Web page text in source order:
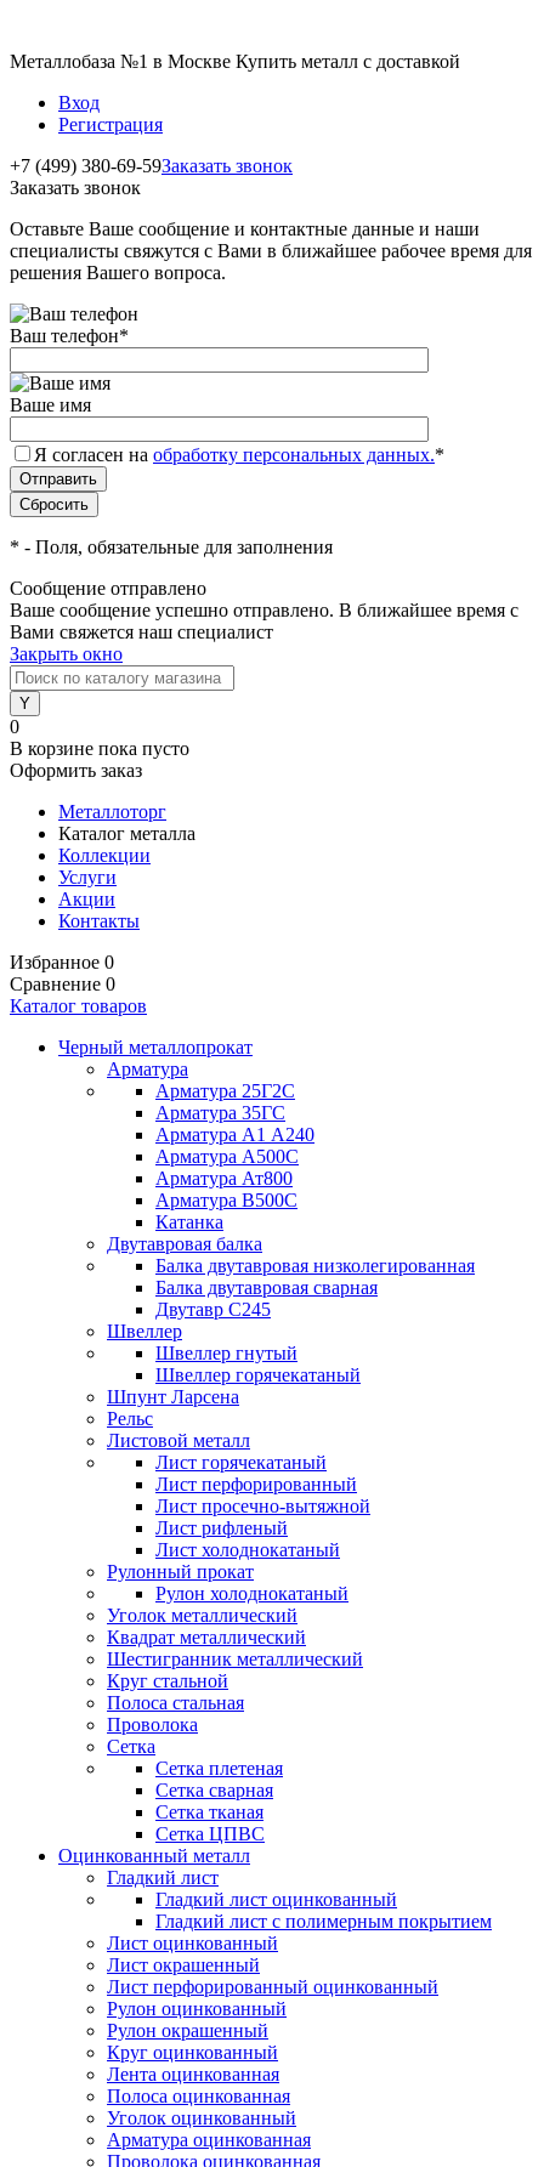
Металлобаза №1 в Москве Купить металл с доставкой
Вход
Регистрация
+7 (499) 380-69-59Заказать звонок
Заказать звонок
Оставьте Ваше сообщение и контактные данные и наши
специалисты свяжутся с Вами в ближайшее рабочее время для
решения Вашего вопроса.
Ваш телефон*
Ваше имя
Я согласен на обработку персональных данных.*
* - Поля, обязательные для заполнения
Сообщение отправлено
Ваше сообщение успешно отправлено. В ближайшее время с
Вами свяжется наш специалист
Закрыть окно
0
В корзине пока пусто
Оформить заказ
Металлоторг
Каталог металла
Коллекции
Услуги
Акции
Контакты
Избранное 0
Сравнение 0
Каталог товаров
Черный металлопрокат
Арматура
Арматура 25Г2С
Арматура 35ГС
Арматура А1 А240
Арматура А500С
Арматура Ат800
Арматура В500С
Катанка
Двутавровая балка
Балка двутавровая низколегированная
Балка двутавровая сварная
Двутавр С245
Швеллер
Швеллер гнутый
Швеллер горячекатаный
Шпунт Ларсена
Рельс
Листовой металл
Лист горячекатаный
Лист перфорированный
Лист просечно-вытяжной
Лист рифленый
Лист холоднокатаный
Рулонный прокат
Рулон холоднокатаный
Уголок металлический
Квадрат металлический
Шестигранник металлический
Круг стальной
Полоса стальная
Проволока
Сетка
Сетка плетеная
Сетка сварная
Сетка тканая
Сетка ЦПВС
Оцинкованный металл
Гладкий лист
Гладкий лист оцинкованный
Гладкий лист с полимерным покрытием
Лист оцинкованный
Лист окрашенный
Лист перфорированный оцинкованный
Рулон оцинкованный
Рулон окрашенный
Круг оцинкованный
Лента оцинкованная
Полоса оцинкованная
Уголок оцинкованный
Арматура оцинкованная
Проволока оцинкованная